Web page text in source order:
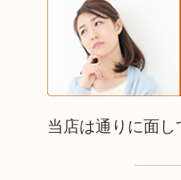
当店は通りに面し